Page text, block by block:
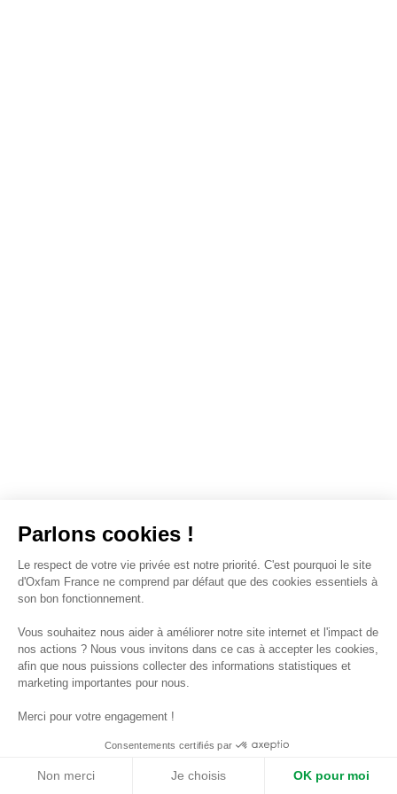
Parlons cookies !
Le respect de votre vie privée est notre priorité. C'est pourquoi le site
d'Oxfam France ne comprend par défaut que des cookies essentiels à
son bon fonctionnement.
Vous souhaitez nous aider à améliorer notre site internet et l'impact de
nos actions ? Nous vous invitons dans ce cas à accepter les cookies,
afin que nous puissions collecter des informations statistiques et
marketing importantes pour nous.
Merci pour votre engagement !
Consentements certifiés par
Non merci Je choisis OK pour moi